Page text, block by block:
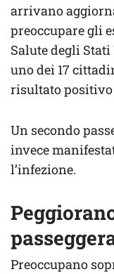
arrivano
preoccupare gli
Salute degli
uno dei 17
risultato positivo
Un secondo
invece
l’infezione.
Preoccupano